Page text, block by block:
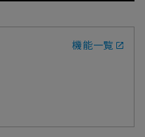
機能一覧